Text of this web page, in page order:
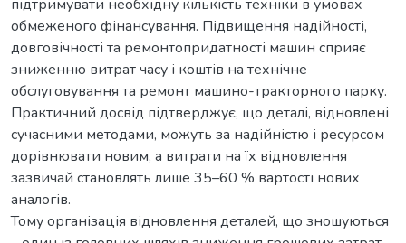
підтримувати необхідну кількість техніки в умовах
обмеженого фінансування. Підвищення надійності,
довговічності та ремонтопридатності машин сприяє
зниженню витрат часу і коштів на технічне
обслуговування та ремонт машино-тракторного парку.
Практичний досвід підтверджує, що деталі, відновлені
сучасними методами, можуть за надійністю і ресурсом
дорівнювати новим, а витрати на їх відновлення
зазвичай становлять лише 35–60 % вартості нових
аналогів.
Тому організація відновлення деталей, що зношуються